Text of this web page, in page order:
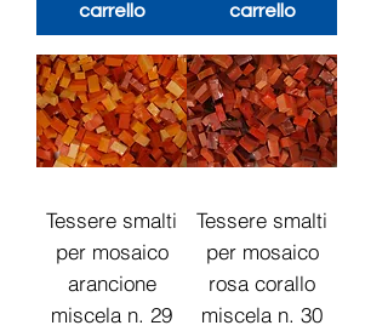
carrello
carrello
Tessere smalti
per mosaico
arancione
miscela n. 29
Tessere smalti
per mosaico
rosa corallo
miscela n. 30